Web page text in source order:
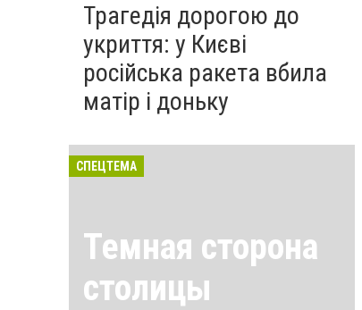
Трагедія дорогою до
укриття: у Києві
російська ракета вбила
матір і доньку
СПЕЦТЕМА
Темная сторона
столицы